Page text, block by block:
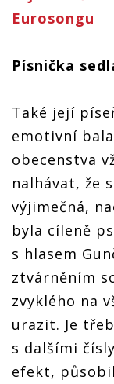
Eurosongu
Písnička
Také její
emotivní
obecenstva
nalhávat, že
výjimečná,
byla cíleně
s hlasem
ztvárněním
zvyklého na
urazit. Je
s dalšími
efekt,